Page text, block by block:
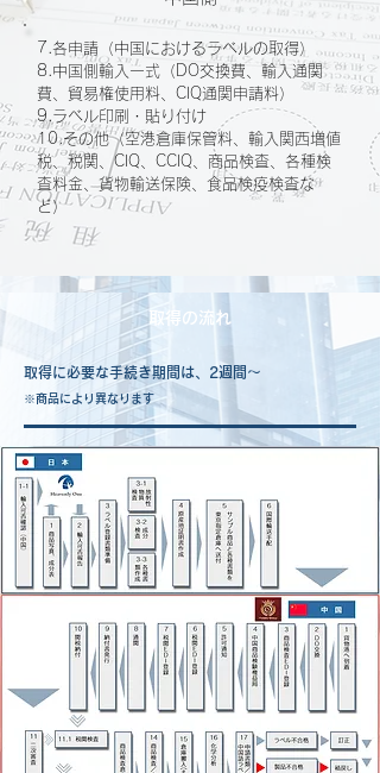
7.各申請（中国におけるラベルの取得）
8.中国側輸入一式（DO交換費、輸入通関
費、貿易権使用料、CIQ通関申請料）
9.ラベル印刷・貼り付け
10.その他（空港倉庫保管料、輸入関西増値
税、税関、CIQ、CCIQ、商品検査、各種検
査料金、貨物輸送保険、食品検疫検査な
ど）
取得の流れ
取得に必要な手続き期間は、2週間～
※商品により異なります